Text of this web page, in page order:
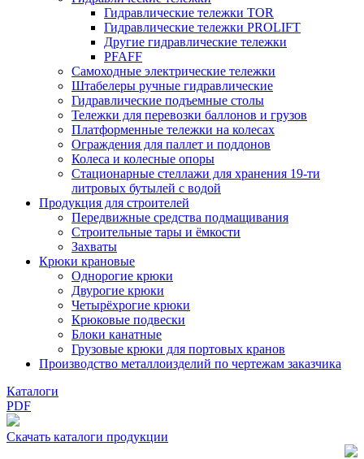
Гидравлические тележки TOR
Гидравлические тележки PROLIFT
Другие гидравлические тележки
PFAFF
Самоходные электрические тележки
Штабелеры ручные гидравлические
Гидравлические подъемные столы
Тележки для перевозки баллонов и грузов
Платформенные тележки на колесах
Ограждения для паллет и поддонов
Колеса и колесные опоры
Стационарные стеллажи для хранения 19-ти
литровых бутылей с водой
Продукция для строителей
Передвижные средства подмащивания
Строительные тары и ёмкости
Захваты
Крюки крановые
Однорогие крюки
Двурогие крюки
Четырёхрогие крюки
Крюковые подвески
Блоки канатные
Грузовые крюки для портовых кранов
Производство металлоизделий по чертежам заказчика
Каталоги
PDF
Скачать каталоги продукции